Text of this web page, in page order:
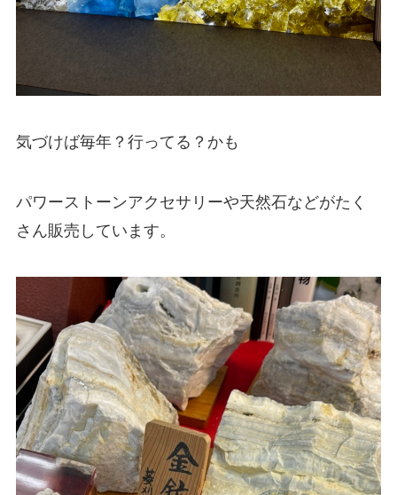
気づけば毎年？行ってる？かも
パワーストーンアクセサリーや天然石などがたく
さん販売しています。